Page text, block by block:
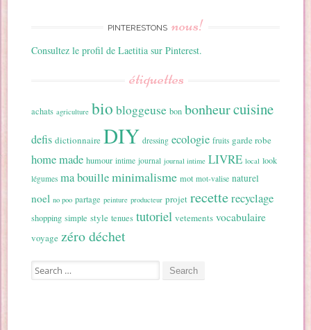
PINTERESTONS nous!
Consultez le profil de Laetitia sur Pinterest.
étiquettes
achats agriculture bio bloggeuse bon bonheurcuisine
defis dictionnaire DIY dressing ecologie fruits garde robe
home made humour intime journal journal intime LIVRE local look
légumes ma bouilleminimalisme mot mot-valise naturel
noel no poo partage peinture producteur projet recetterecyclage
shopping simple style tenues tutoriel vetements vocabulaire
voyage zéro déchet
Search for: